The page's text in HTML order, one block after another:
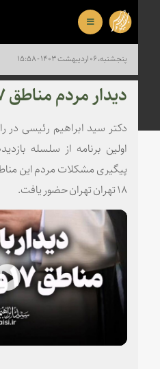
پنجشنبه، ۰۶ اردیبهشت ۱۴۰۳ - ۱۵:۵۸
دیدار مردم مناطق ۱۷ و ۱۸ تهران
دکتر سید ابراهیم رئیسی در
اولین برنامه از سلسله
۱۸ تهران تهران حضور یافت.